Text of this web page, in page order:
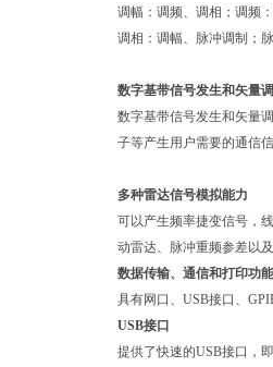
调幅：调频、调相；调频
调相：调幅、脉冲调制；
数字基带信号发生和矢量
数字基带信号发生和矢量
子等产生用户需要的通信
多种雷达信号模拟能力
可以产生频率捷变信号，
动雷达、脉冲重频参差以
数据传输、通信和打印功能
具有网口、USB接口、
USB接口
提供了快速的USB接口，